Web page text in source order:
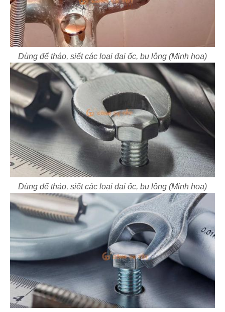
Dùng để tháo, siết các loại đai ốc, bu lông (Minh họa)
Dùng để tháo, siết các loại đai ốc, bu lông (Minh họa)